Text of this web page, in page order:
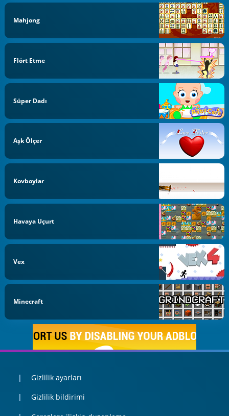
Mahjong
Flört Etme
Süper Dadı
Aşk Ölçer
Kovboylar
Havaya Uçurt
Vex
Minecraft
Gizlilik ayarları
Gizlilik bildirimi